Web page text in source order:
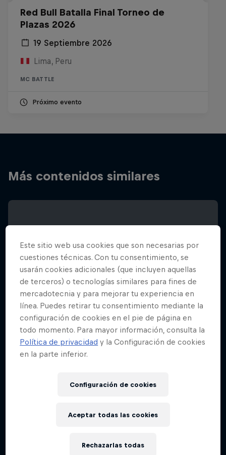
Red Bull Batalla Final Torneo de
Plazas 2026
19 Septiembre 2026
Lima, Peru
MC BATTLE
Próximo evento
Más contenidos similares
Red Bull Batalla Final Torneo de Plazas
Este sitio web usa cookies que son necesarias por
cuestiones técnicas. Con tu consentimiento, se
usarán cookies adicionales (que incluyen aquellas
de terceros) o tecnologías similares para fines de
mercadotecnia y para mejorar tu experiencia en
línea. Puedes retirar tu consentimiento mediante la
configuración de cookies en el pie de página en
todo momento. Para mayor información, consulta la
Política de privacidad y la Configuración de cookies
en la parte inferior.
Configuración de cookies
Rechazarlas todas
Aceptar todas las cookies